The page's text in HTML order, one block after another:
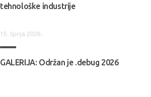
tehnološke industrije
15. lipnja 2026.
GALERIJA: Održan je .debug 2026